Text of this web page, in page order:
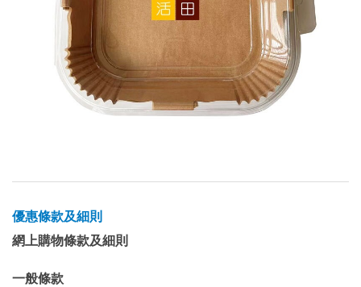
優惠條款及細則
網上購物條款及細則
一般條款